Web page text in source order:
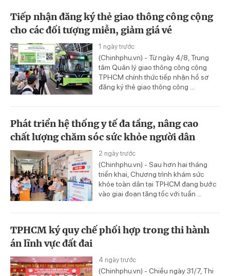
Tiếp nhận đăng ký thẻ giao thông công cộng
cho các đối tượng miễn, giảm giá vé
1 ngày trước
(Chinhphu.vn) - Từ ngày 4/8, Trung
tâm Quản lý giao thông công cộng
TPHCM chính thức tiếp nhận hồ sơ
đăng ký thẻ giao thông công ...
Phát triển hệ thống y tế đa tầng, nâng cao
chất lượng chăm sóc sức khỏe người dân
2 ngày trước
(Chinhphu.vn) - Sau hơn hai tháng
triển khai, Chương trình khám sức
khỏe toàn dân tại TPHCM đang bước
vào giai đoạn tăng tốc với tuần ...
TPHCM ký quy chế phối hợp trong thi hành
án lĩnh vực đất đai
4 ngày trước
(Chinhphu.vn) - Chiều ngày 31/7, Thi